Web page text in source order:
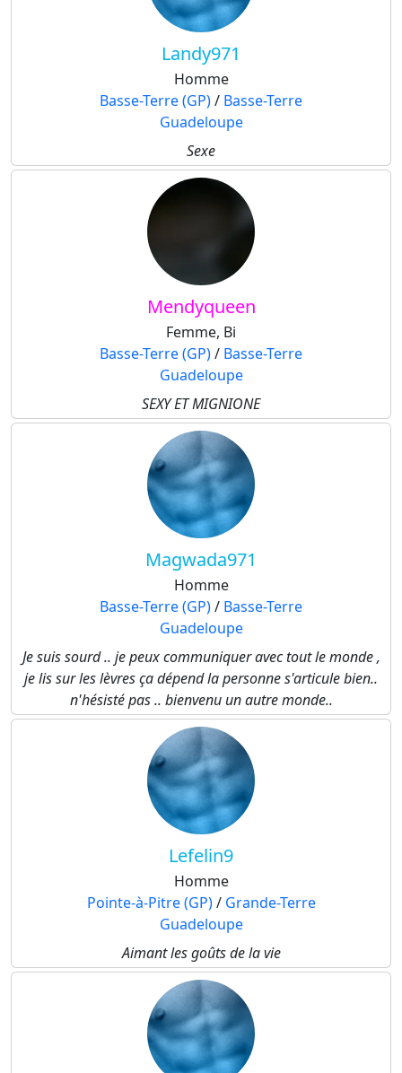
Landy971
Homme
Basse-Terre (GP)/ Basse-Terre
Guadeloupe
Sexe
Mendyqueen
Femme, Bi
Basse-Terre (GP)/ Basse-Terre
Guadeloupe
SEXY ET MIGNIONE
Magwada971
Homme
Basse-Terre (GP)/ Basse-Terre
Guadeloupe
Je suis sourd .. je peux communiquer avec tout le monde ,
je lis sur les lèvres ça dépend la personne s'articule bien..
n'hésisté pas .. bienvenu un autre monde..
Lefelin9
Homme
Pointe-à-Pitre (GP)/ Grande-Terre
Guadeloupe
Aimant les goûts de la vie